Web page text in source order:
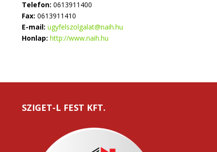
Telefon: 0613911400
Fax: 0613911410
E-mail: ugyfelszolgalat@naih.hu
Honlap: http://www.naih.hu
SZIGET-L FEST KFT.